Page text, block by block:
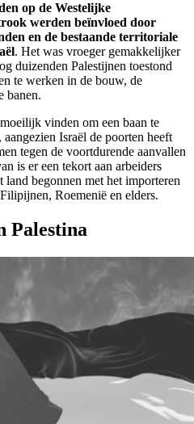
op de Westelijke
werden beïnvloed door
en de bestaande territoriale
. Het was vroeger gemakkelijker
duizenden Palestijnen toestond
te werken in de bouw, de
banen.
vinden om een baan te
Israël de poorten heeft
tegen de voortdurende aanvallen
is er een tekort aan arbeiders
begonnen met het importeren
Roemenië en elders.
Palestina